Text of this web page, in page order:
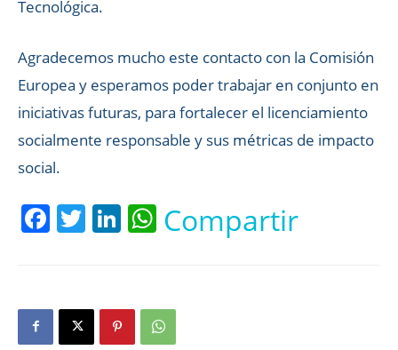
Tecnológica.
Agradecemos mucho este contacto con la Comisión
Europea y esperamos poder trabajar en conjunto en
iniciativas futuras, para fortalecer el licenciamiento
socialmente responsable y sus métricas de impacto
social.
Facebook
Twitter
LinkedIn
WhatsApp
Compartir